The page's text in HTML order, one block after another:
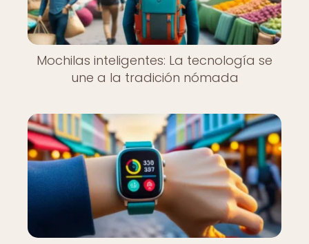
Mochilas inteligentes: La tecnología se
une a la tradición nómada